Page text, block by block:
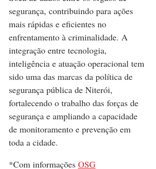
segurança, contribuindo para ações
mais rápidas e eficientes no
enfrentamento à criminalidade. A
integração entre tecnologia,
inteligência e atuação operacional tem
sido uma das marcas da política de
segurança pública de Niterói,
fortalecendo o trabalho das forças de
segurança e ampliando a capacidade
de monitoramento e prevenção em
toda a cidade.
*Com informações OSG